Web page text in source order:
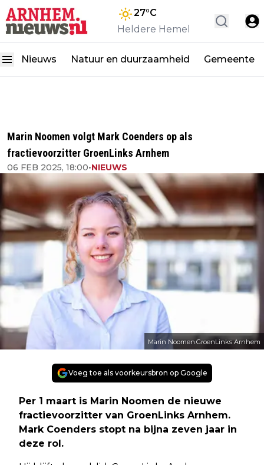
27°C
Heldere Hemel
Nieuws Natuur en duurzaamheid Gemeente
Marin Noomen volgt Mark Coenders op als
fractievoorzitter GroenLinks Arnhem
06 FEB 2025, 18:00•NIEUWS
Marin Noomen.GroenLinks Arnhem
Voeg toe als voorkeursbron op Google
Per 1 maart is Marin Noomen de nieuwe
fractievoorzitter van GroenLinks Arnhem.
Mark Coenders stopt na bijna zeven jaar in
deze rol.